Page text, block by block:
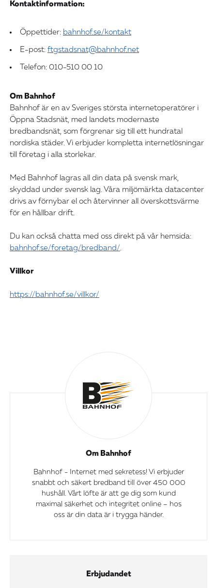
Kontaktinformation:
Öppettider: bahnhof.se/kontakt
E-post: ftgstadsnat@bahnhof.net
Telefon: 010-510 00 10
Om Bahnhof
Bahnhof är en av Sveriges största internetoperatörer i
Öppna Stadsnät, med landets modernaste
bredbandsnät, som förgrenar sig till ett hundratal
nordiska städer. Vi erbjuder kompletta internetlösningar
till företag i alla storlekar.
Med Bahnhof lagras all din data på svensk mark,
skyddad under svensk lag. Våra miljömärkta datacenter
drivs av förnybar el och återvinner all överskottsvärme
för en hållbar drift.
Du kan också chatta med oss direkt på vår hemsida:
bahnhof.se/foretag/bredband/.
Villkor
https://bahnhof.se/villkor/
Om Bahnhof
Bahnhof - Internet med sekretess! Vi erbjuder
snabbt och säkert bredband till över 450 000
hushåll. Vårt löfte är att ge dig som kund
maximal säkerhet och integritet online – hos
oss är din data är i trygga händer.
Erbjudandet